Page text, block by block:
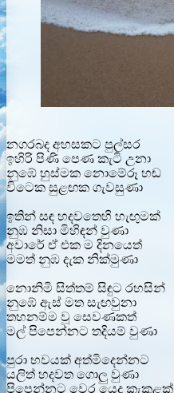
නගරබද අහසකට පුල්සර
ඉහිරි පිණි පෙණ කැටි උනා
නුඹේ හුස්මක නොමේරූ හඬ
විටෙක සුළඟක ගැවසුණා
ඉතින් සඳ හදවතෙහි හැඟුමක්
නුඹ නිසා මිහිඳන් වුණා
අවාරේ ඒ එක ම දිනයෙත්
මමත් නුඹ දැක නික්මුණා
නොනිමි සිත්තම් සිඳුට රහසින්
නුඹේ ඇස් මත සැඟවුනා
තහනම්ම වූ සෙවණකත්
මල් පිපෙන්නට තදියම් වුණා
පුරා භවයක් අත්මිදෙන්නට
යලිත් හදවත ගොලු වුණා
පිපෙන්නට වෙර යෙදූ කැකුළක්